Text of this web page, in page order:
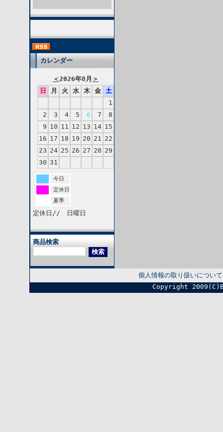
カレンダー
＜2026年8月 ＞
日
月 火 水 木 金
土
1
2
3 4 5 6 7
8
9 10 11 12 13 14 15
16 17 18 19 20 21 22
23 24 25 26 27 28 29
30 31
今日
定休日
夏季
定休日// 日曜日
商品検索
個人情報の取り扱いについて
Copyright